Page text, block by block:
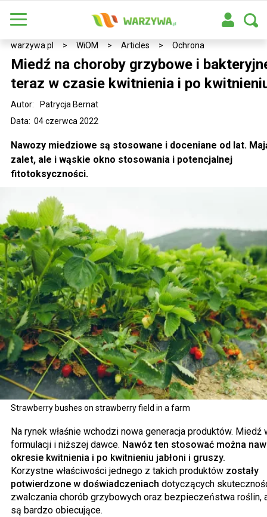
warzywa.pl > WiOM > Articles > Ochrona
Strawberry bushes on strawberry field in a farm
Miedź na choroby grzybowe i
teraz w czasie kwitnienia i po
Data: 04 czerwca 2022
Autor: Patrycja Bernat
Nawozy miedziowe są stosowane i doceniane od lat.
zalet, ale i wąskie okno stosowania i potencjalnej
fitotoksyczności.
Na rynek właśnie wchodzi nowa generacja produktów. Miedź
formulacji i niższej dawce. Nawóz ten stosować można
okresie kwitnienia i po kwitnieniu jabłoni i gruszy.
Korzystne właściwości jednego z takich produktów zostały
potwierdzone w doświadczeniach dotyczących
zwalczania chorób grzybowych oraz bezpieczeństwa roślin,
są bardzo obiecujące.